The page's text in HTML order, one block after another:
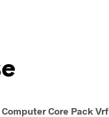
Core Pack Vrf